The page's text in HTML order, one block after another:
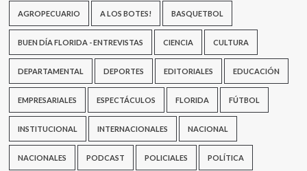
AGROPECUARIO A LOS BOTES! BASQUETBOL
BUEN DÍA FLORIDA - ENTREVISTAS CIENCIA CULTURA
DEPARTAMENTAL DEPORTES EDITORIALES EDUCACIÓN
EMPRESARIALES ESPECTÁCULOS FLORIDA FÚTBOL
INSTITUCIONAL INTERNACIONALES NACIONAL
NACIONALES PODCAST POLICIALES POLÍTICA